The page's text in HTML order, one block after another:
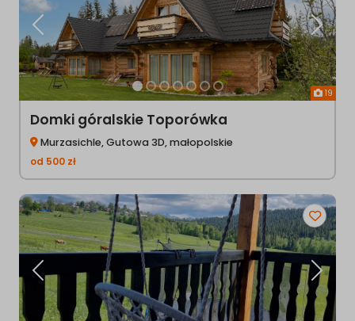
19
Poprzednia
Domki góralskie Toporówka
Murzasichle, Gutowa 3D, małopolskie
od 500 zł
Poprzednia